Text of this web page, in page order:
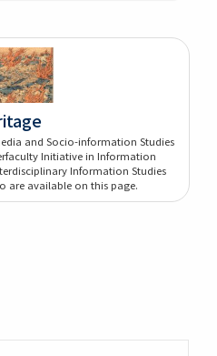
and Socio-information Studies
Initiative in Information
Information Studies
are available on this page.